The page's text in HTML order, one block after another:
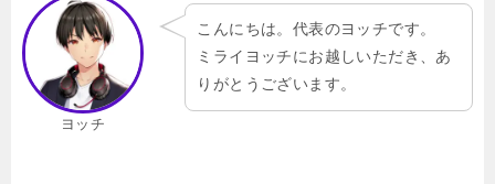
ヨッチ
こんにちは。代表のヨッチです。
ミライヨッチにお越しいただき、あ
りがとうございます。